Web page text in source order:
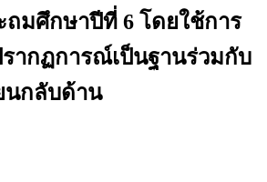
ถมศึกษาปีที่ 6 โดยใช้การ
รากฏการณ์เป็นฐานร่วมกับ
นกลับด้าน